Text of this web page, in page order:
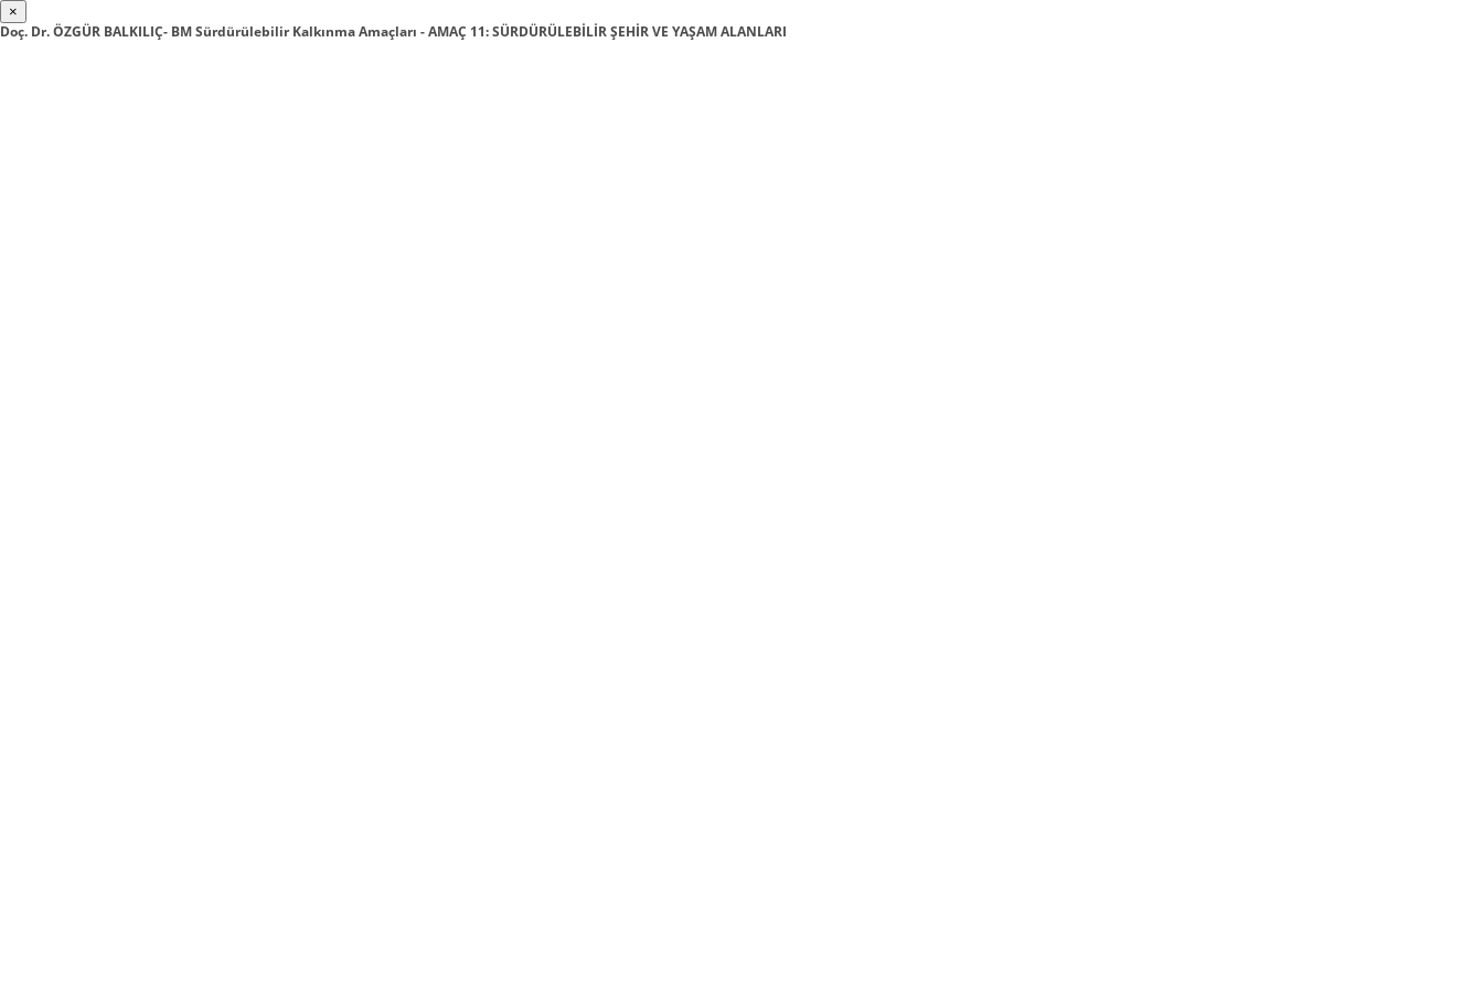
×
Doç. Dr. ÖZGÜR BALKILIÇ- BM Sürdürülebilir Kalkınma Amaçları - AMAÇ 11: SÜRDÜRÜLEBİLİR ŞEHİR VE YAŞAM ALANLARI